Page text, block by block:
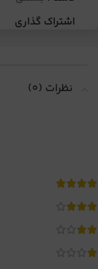
اشتراک گذاری
نظرات (0)